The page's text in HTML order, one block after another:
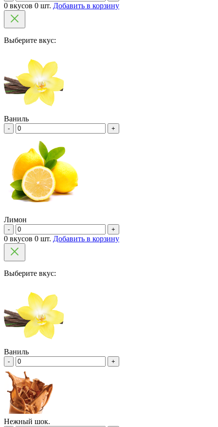
0 вкусов 0 шт. Добавить в корзину
Выберите вкус:
Ваниль
- +
Лимон
- +
0 вкусов 0 шт. Добавить в корзину
Выберите вкус:
Ваниль
- +
Нежный шок.